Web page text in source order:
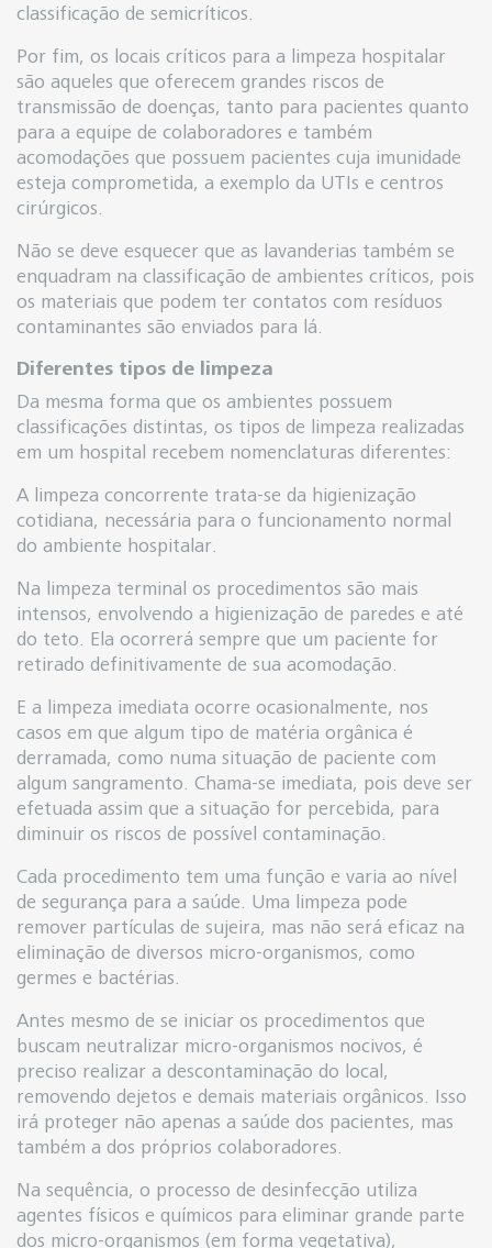
classificação de semicríticos.
Por fim, os locais críticos para a limpeza hospitalar
são aqueles que oferecem grandes riscos de
transmissão de doenças, tanto para pacientes quanto
para a equipe de colaboradores e também
acomodações que possuem pacientes cuja imunidade
esteja comprometida, a exemplo da UTIs e centros
cirúrgicos.
Não se deve esquecer que as lavanderias também se
enquadram na classificação de ambientes críticos, pois
os materiais que podem ter contatos com resíduos
contaminantes são enviados para lá.
Diferentes tipos de limpeza
Da mesma forma que os ambientes possuem
classificações distintas, os tipos de limpeza realizadas
em um hospital recebem nomenclaturas diferentes:
A limpeza concorrente trata-se da higienização
cotidiana, necessária para o funcionamento normal
do ambiente hospitalar.
Na limpeza terminal os procedimentos são mais
intensos, envolvendo a higienização de paredes e até
do teto. Ela ocorrerá sempre que um paciente for
retirado definitivamente de sua acomodação.
E a limpeza imediata ocorre ocasionalmente, nos
casos em que algum tipo de matéria orgânica é
derramada, como numa situação de paciente com
algum sangramento. Chama-se imediata, pois deve ser
efetuada assim que a situação for percebida, para
diminuir os riscos de possível contaminação.
Cada procedimento tem uma função e varia ao nível
de segurança para a saúde. Uma limpeza pode
remover partículas de sujeira, mas não será eficaz na
eliminação de diversos micro-organismos, como
germes e bactérias.
Antes mesmo de se iniciar os procedimentos que
buscam neutralizar micro-organismos nocivos, é
preciso realizar a descontaminação do local,
removendo dejetos e demais materiais orgânicos. Isso
irá proteger não apenas a saúde dos pacientes, mas
também a dos próprios colaboradores.
Na sequência, o processo de desinfecção utiliza
agentes físicos e químicos para eliminar grande parte
dos micro-organismos (em forma vegetativa),